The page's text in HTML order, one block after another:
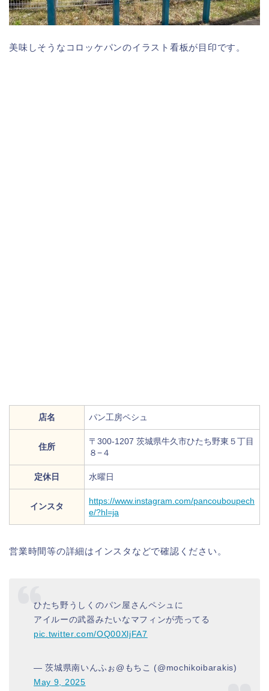
美味しそうなコロッケパンのイラスト看板が目印です。
店名 パン工房ペシュ
住所
〒300-1207 茨城県牛久市ひたち野東５丁目
８−４
定休日 水曜日
インスタ
https://www.instagram.com/pancouboupech
e/?hl=ja
営業時間等の詳細はインスタなどで確認ください。
ひたち野うしくのパン屋さんペシュに
アイルーの武器みたいなマフィンが売ってる
pic.twitter.com/OQ00XljFA7
— 茨城県南いんふぉ@もちこ (@mochikoibarakis)
May 9, 2025